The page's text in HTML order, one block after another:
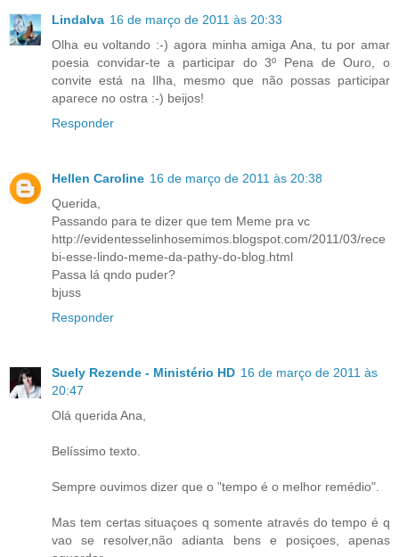
Lindalva 16 de março de 2011 às 20:33
Olha eu voltando :-) agora minha amiga Ana, tu por amar
poesia convidar-te a participar do 3º Pena de Ouro, o
convite está na Ilha, mesmo que não possas participar
aparece no ostra :-) beijos!
Responder
Hellen Caroline 16 de março de 2011 às 20:38
Querida,
Passando para te dizer que tem Meme pra vc
http://evidentesselinhosemimos.blogspot.com/2011/03/rece
bi-esse-lindo-meme-da-pathy-do-blog.html
Passa lá qndo puder?
bjuss
Responder
Suely Rezende - Ministério HD 16 de março de 2011 às
20:47
Olá querida Ana,
Belíssimo texto.
Sempre ouvimos dizer que o "tempo é o melhor remédio".
Mas tem certas situaçoes q somente através do tempo é q
vao se resolver,não adianta bens e posiçoes, apenas